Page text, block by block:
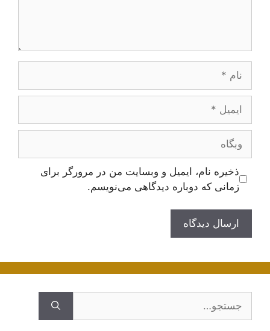
وبگاه
ذخیره نام، ایمیل و وبسایت من در مرورگر برای
زمانی که دوباره دیدگاهی می‌نویسم.